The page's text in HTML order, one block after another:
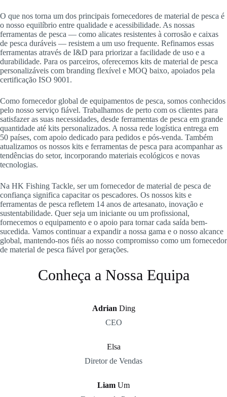
O que nos torna um dos principais fornecedores de material de pesca é
o nosso equilíbrio entre qualidade e acessibilidade. As nossas
ferramentas de pesca — como alicates resistentes à corrosão e caixas
de pesca duráveis — resistem a um uso frequente. Refinamos essas
ferramentas através de I&D para priorizar a facilidade de uso e a
durabilidade. Para os parceiros, oferecemos kits de material de pesca
personalizáveis com branding flexível e MOQ baixo, apoiados pela
certificação ISO 9001.
Como fornecedor global de equipamentos de pesca, somos conhecidos
pelo nosso serviço fiável. Trabalhamos de perto com os clientes para
satisfazer as suas necessidades, desde ferramentas de pesca em grande
quantidade até kits personalizados. A nossa rede logística entrega em
50 países, com apoio dedicado para pedidos e pós-venda. Também
atualizamos os nossos kits e ferramentas de pesca para acompanhar as
tendências do setor, incorporando materiais ecológicos e novas
tecnologias.
Na HK Fishing Tackle, ser um fornecedor de material de pesca de
confiança significa capacitar os pescadores. Os nossos kits e
ferramentas de pesca refletem 14 anos de artesanato, inovação e
sustentabilidade. Quer seja um iniciante ou um profissional,
fornecemos o equipamento e o apoio para tornar cada saída bem-
sucedida. Vamos continuar a expandir a nossa gama e o nosso alcance
global, mantendo-nos fiéis ao nosso compromisso como um fornecedor
de material de pesca fiável por gerações.
Conheça a Nossa Equipa
Adrian Ding
CEO
Elsa
Diretor de Vendas
Liam Um